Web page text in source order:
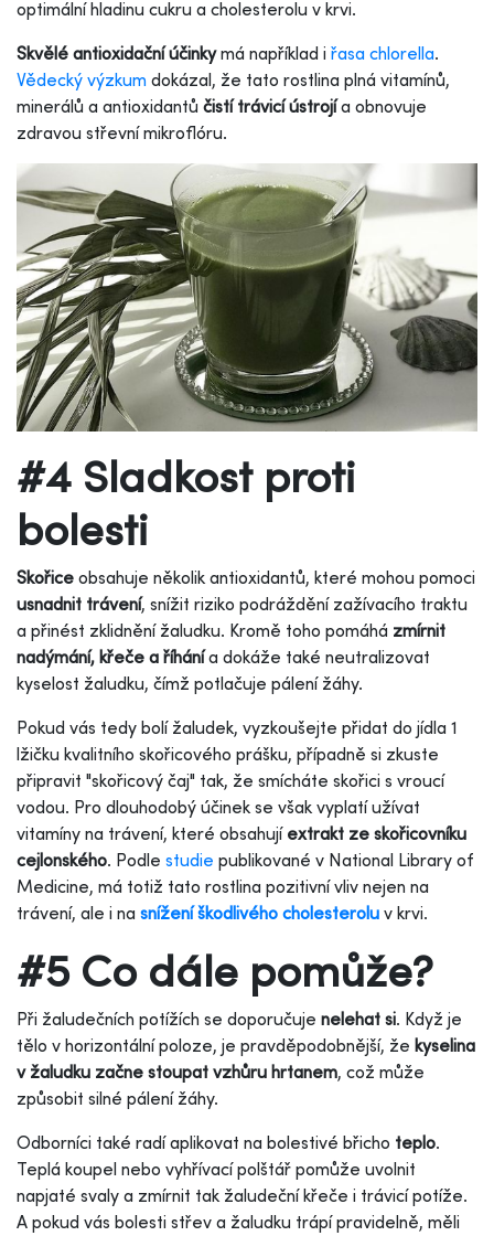
optimální hladinu cukru a cholesterolu v krvi.
Skvělé antioxidační účinkymá například i řasa chlorella.
Vědecký výzkum dokázal, že tato rostlina plná vitamínů,
minerálů a antioxidantů čistí trávicí ústrojía obnovuje
zdravou střevní mikroflóru.
#4 Sladkost proti
bolesti
Skořice obsahuje několik antioxidantů, které mohou pomoci
usnadnit trávení, snížit riziko podráždění zažívacího traktu
a přinést zklidnění žaludku. Kromě toho pomáhá zmírnit
nadýmání, křeče a říhánía dokáže také neutralizovat
kyselost žaludku, čímž potlačuje pálení žáhy.
Pokud vás tedy bolí žaludek, vyzkoušejte přidat do jídla 1
lžičku kvalitního skořicového prášku, případně si zkuste
připravit "skořicový čaj" tak, že smícháte skořici s vroucí
vodou. Pro dlouhodobý účinek se však vyplatí užívat
vitamíny na trávení, které obsahují extrakt ze skořicovníku
cejlonského. Podle studie publikované v National Library of
Medicine, má totiž tato rostlina pozitivní vliv nejen na
trávení, ale i na snížení škodlivého cholesterolu v krvi.
#5 Co dále pomůže?
Při žaludečních potížích se doporučuje nelehat si. Když je
tělo v horizontální poloze, je pravděpodobnější, že kyselina
v žaludku začne stoupat vzhůru hrtanem, což může
způsobit silné pálení žáhy.
Odborníci také radí aplikovat na bolestivé břicho teplo.
Teplá koupel nebo vyhřívací polštář pomůže uvolnit
napjaté svaly a zmírnit tak žaludeční křeče i trávicí potíže.
A pokud vás bolesti střev a žaludku trápí pravidelně, měli